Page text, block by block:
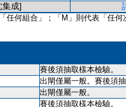
集成]
任何組合」；「M」則代表「任何
賽後須抽取樣本檢驗。
出閘僅屬一般。賽後須
出閘僅屬一般。
賽後須抽取樣本檢驗。